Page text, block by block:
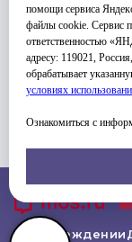
помощи сервиса
файлы cookie. Сервис
ответственностью
адресу: 119021,
обрабатывает
условиях
Ознакомиться с
Об Учреждении